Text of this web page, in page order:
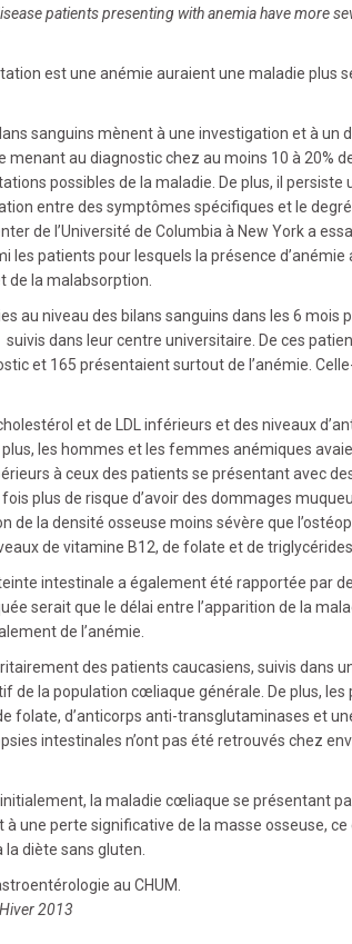
patients presenting with anemia have more
est une anémie auraient une maladie plus
sanguins mènent à une investigation et à un
menant au diagnostic chez au moins 10 à 20%
possibles de la maladie. De plus, il persiste
entre des symptômes spécifiques et le
de l’Université de Columbia à New York a
patients pour lesquels la présence d’anémie
de la malabsorption.
au niveau des bilans sanguins dans les 6 mois
dans leur centre universitaire. De ces
et 165 présentaient surtout de l’anémie.
et de LDL inférieurs et des niveaux
les hommes et les femmes anémiques
à ceux des patients se présentant avec
plus de risque d’avoir des dommages
de la densité osseuse moins sévère que
de vitamine B12, de folate et de triglycérides.
intestinale a également été rapportée par
serait que le délai entre l’apparition de la
de l’anémie.
des patients caucasiens, suivis dans
la population cœliaque générale. De plus, les
folate, d’anticorps anti-transglutaminases et
intestinales n’ont pas été retrouvés chez
la maladie cœliaque se présentant
une perte significative de la masse osseuse,
la diète sans gluten.
au CHUM.
2013